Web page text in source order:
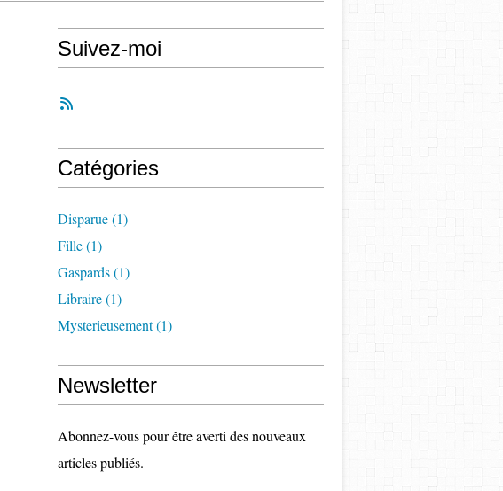
Suivez-moi
Catégories
Disparue(1)
Fille(1)
Gaspards(1)
Libraire(1)
Mysterieusement(1)
Newsletter
Abonnez-vous pour être averti des nouveaux
articles publiés.